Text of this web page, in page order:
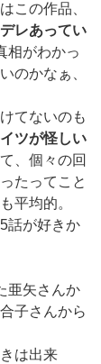
この作品、
レあってい
相がわかっ
のかなぁ、
てないのも
ツが怪しい
、個々の回
たってこと
平均的。
話が好きか
亜矢さんか
子さんから
は出来